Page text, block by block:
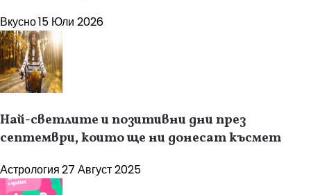
Вкусно15 Юли 2026
Най-светлите и позитивни дни през
септември, които ще ни донесат късмет
Астрология27 Август 2025